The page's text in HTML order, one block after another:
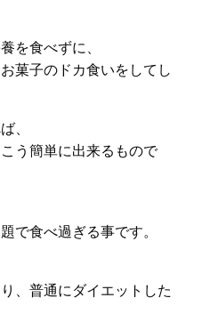
を食べずに、
菓子のドカ食いをしてし
、
う簡単に出来るもので
で食べ過ぎる事です。
、普通にダイエットした